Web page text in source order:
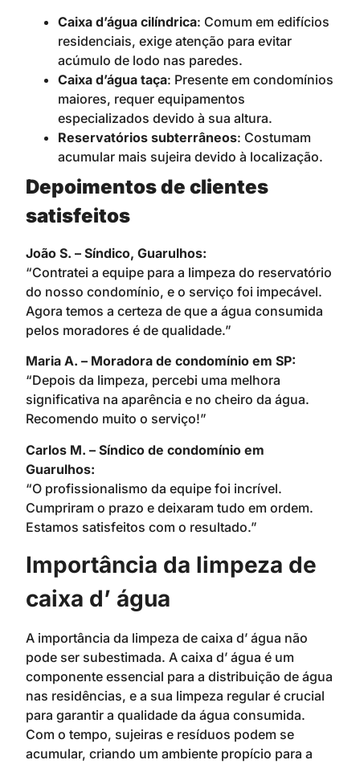
Caixa d’água cilíndrica: Comum em edifícios
residenciais, exige atenção para evitar
acúmulo de lodo nas paredes.
Caixa d’água taça: Presente em condomínios
maiores, requer equipamentos
especializados devido à sua altura.
Reservatórios subterrâneos: Costumam
acumular mais sujeira devido à localização.
Depoimentos de clientes
satisfeitos
João S. – Síndico, Guarulhos:
“Contratei a equipe para a limpeza do reservatório
do nosso condomínio, e o serviço foi impecável.
Agora temos a certeza de que a água consumida
pelos moradores é de qualidade.”
Maria A. – Moradora de condomínio em SP:
“Depois da limpeza, percebi uma melhora
significativa na aparência e no cheiro da água.
Recomendo muito o serviço!”
Carlos M. – Síndico de condomínio em
Guarulhos:
“O profissionalismo da equipe foi incrível.
Cumpriram o prazo e deixaram tudo em ordem.
Estamos satisfeitos com o resultado.”
Importância da limpeza de
caixa d’ água
A importância da limpeza de caixa d’ água não
pode ser subestimada. A caixa d’ água é um
componente essencial para a distribuição de água
nas residências, e a sua limpeza regular é crucial
para garantir a qualidade da água consumida.
Com o tempo, sujeiras e resíduos podem se
acumular, criando um ambiente propício para a